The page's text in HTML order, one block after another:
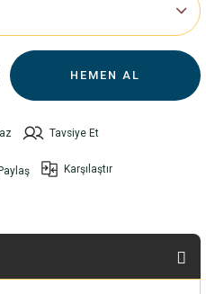
HEMEN AL
Tavsiye Et
Karşılaştır